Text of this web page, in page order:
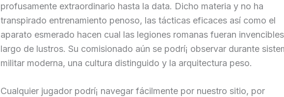
profusamente extraordinario hasta la data. Dicho materia y no ha
transpirado entrenamiento penoso, las tácticas eficaces así­ como el
aparato esmerado hacen cual las legiones romanas fueran
largo de lustros. Su comisionado aún se podrí¡ observar durante
militar moderna, una cultura distinguido y la arquitectura peso.
Cualquier jugador podrí¡ navegar fácilmente por nuestro sitio, por